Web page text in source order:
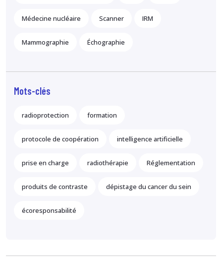
Médecine nucléaire Scanner IRM
Mammographie Échographie
Mots-clés
radioprotection formation
protocole de coopération intelligence artificielle
prise en charge radiothérapie Réglementation
produits de contraste dépistage du cancer du sein
écoresponsabilité